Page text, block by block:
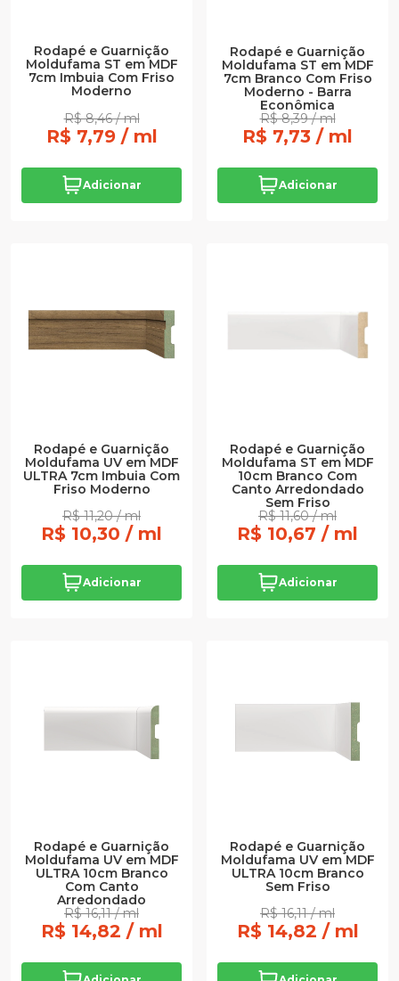
Rodapé e Guarnição
Moldufama ST em MDF
7cm Imbuia Com Friso
Moderno
R$ 8,46 / ml
R$ 7,79 / ml
Adicionar
Rodapé e Guarnição
Moldufama ST em MDF
7cm Branco Com Friso
Moderno - Barra
Econômica
R$ 8,39 / ml
R$ 7,73 / ml
Adicionar
Rodapé e Guarnição
Moldufama UV em MDF
ULTRA 7cm Imbuia Com
Friso Moderno
R$ 11,20 / ml
R$ 10,30 / ml
Adicionar
Rodapé e Guarnição
Moldufama ST em MDF
10cm Branco Com
Canto Arredondado
Sem Friso
R$ 11,60 / ml
R$ 10,67 / ml
Adicionar
Rodapé e Guarnição
Moldufama UV em MDF
ULTRA 10cm Branco
Com Canto
Arredondado
R$ 16,11 / ml
R$ 14,82 / ml
Rodapé e Guarnição
Moldufama UV em MDF
ULTRA 10cm Branco
Sem Friso
R$ 16,11 / ml
R$ 14,82 / ml